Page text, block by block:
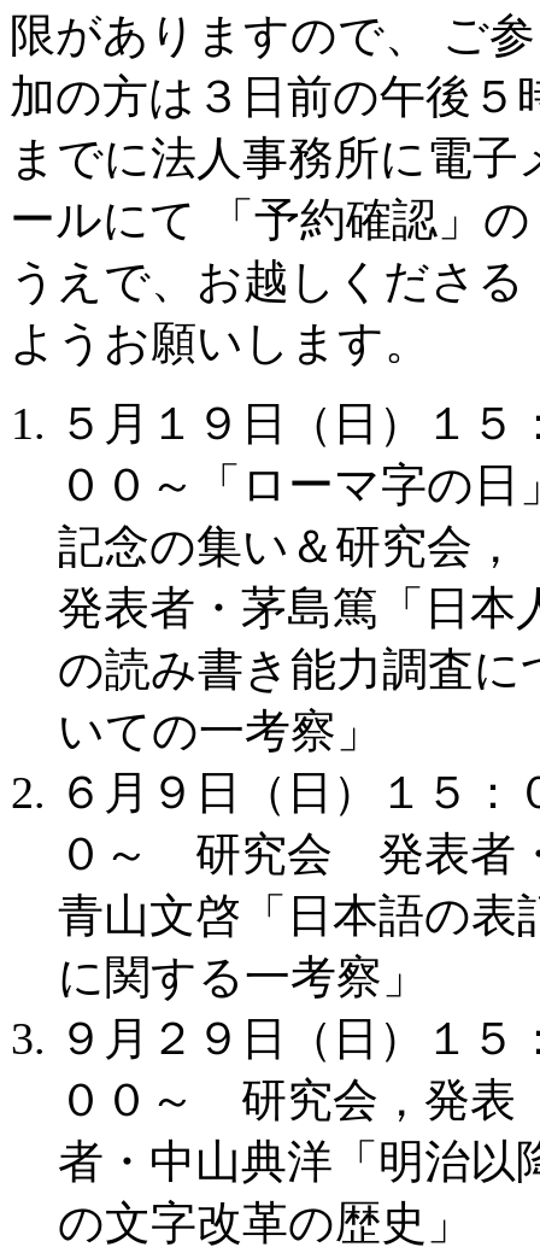
限がありますので、 ご参
加の方は３日前の午後５
までに法人事務所に電子
ールにて 「予約確認」の
うえで、お越しくださる
ようお願いします。
５月１９日（日）１５
００～「ローマ字の日
記念の集い＆研究会，
発表者・茅島篤「日本
の読み書き能力調査に
いての一考察」
６月９日（日）１５：
０～ 研究会 発表者
青山文啓「日本語の表
に関する一考察」
９月２９日（日）１５
００～ 研究会，発表
者・中山典洋「明治以
の文字改革の歴史」